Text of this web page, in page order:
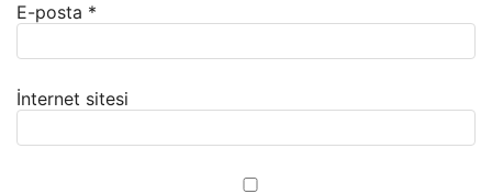
E-posta *
İnternet sitesi